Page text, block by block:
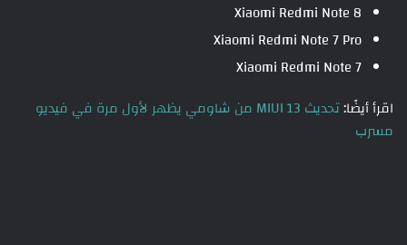
Xiaomi Redmi Note 8
Xiaomi Redmi Note 7 Pro
Xiaomi Redmi Note 7
اقرأ أيضًا:
تحديث MIUI 13 من شاومي يظهر لأول مرة في فيديو
مسرب